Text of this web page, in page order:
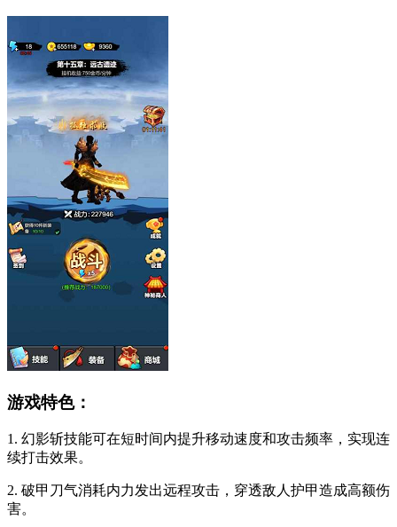
游戏特色：
1. 幻影斩技能可在短时间内提升移动速度和攻击频率，实现连
续打击效果。
2. 破甲刀气消耗内力发出远程攻击，穿透敌人护甲造成高额伤
害。